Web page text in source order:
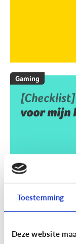
Toestemming
Deze website
Gaming
[Checklist]
voor mijn